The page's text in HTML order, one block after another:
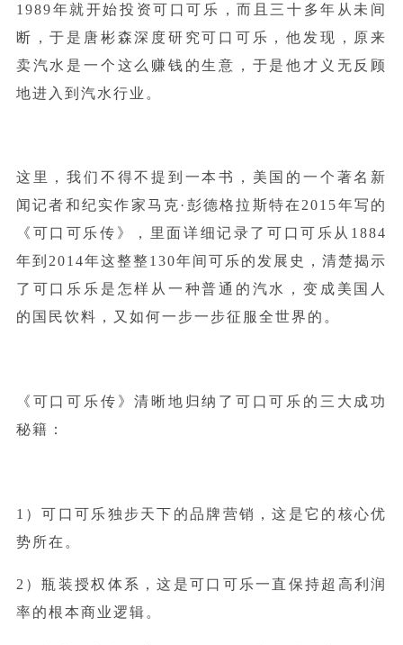
1989年就开始投资可口可乐，而且三十多年从未间
断，于是唐彬森深度研究可口可乐，他发现，原来
卖汽水是一个这么赚钱的生意，于是他才义无反顾
地进入到汽水行业。
这里，我们不得不提到一本书，美国的一个著名新
闻记者和纪实作家马克·彭德格拉斯特在2015年写的
《可口可乐传》，里面详细记录了可口可乐从1884
年到2014年这整整130年间可乐的发展史，清楚揭示
了可口乐乐是怎样从一种普通的汽水，变成美国人
的国民饮料，又如何一步一步征服全世界的。
《可口可乐传》清晰地归纳了可口可乐的三大成功
秘籍：
1）可口可乐独步天下的品牌营销，这是它的核心优
势所在。
2）瓶装授权体系，这是可口可乐一直保持超高利润
率的根本商业逻辑。